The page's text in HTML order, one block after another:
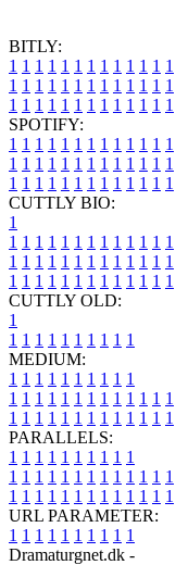
BITLY:
1 1 1 1 1 1 1 1 1 1 1 1 1
1 1 1 1 1 1 1 1 1 1 1 1 1
1 1 1 1 1 1 1 1 1 1 1 1 1
SPOTIFY:
1 1 1 1 1 1 1 1 1 1 1 1 1
1 1 1 1 1 1 1 1 1 1 1 1 1
1 1 1 1 1 1 1 1 1 1 1 1 1
CUTTLY BIO:
1
1 1 1 1 1 1 1 1 1 1 1 1 1
1 1 1 1 1 1 1 1 1 1 1 1 1
1 1 1 1 1 1 1 1 1 1 1 1 1
CUTTLY OLD:
1
1 1 1 1 1 1 1 1 1 1
MEDIUM:
1 1 1 1 1 1 1 1 1 1
1 1 1 1 1 1 1 1 1 1 1 1 1
1 1 1 1 1 1 1 1 1 1 1 1 1
PARALLELS:
1 1 1 1 1 1 1 1 1 1
1 1 1 1 1 1 1 1 1 1 1 1 1
1 1 1 1 1 1 1 1 1 1 1 1 1
URL PARAMETER:
1 1 1 1 1 1 1 1 1 1
Dramaturgnet.dk -